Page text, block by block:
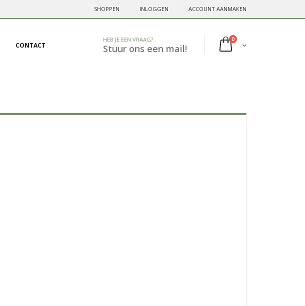
SHOPPEN INLOGGEN ACCOUNT AANMAKEN
Cart
0
HEB JE EEN VRAAG?
Stuur ons een mail!
CONTACT